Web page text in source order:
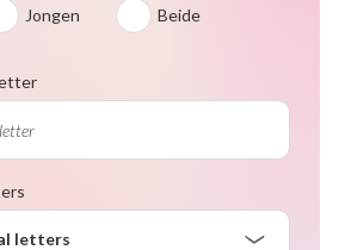
Jongen Beide
letters